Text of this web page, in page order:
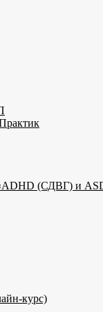
(СДВГ) и
курс)